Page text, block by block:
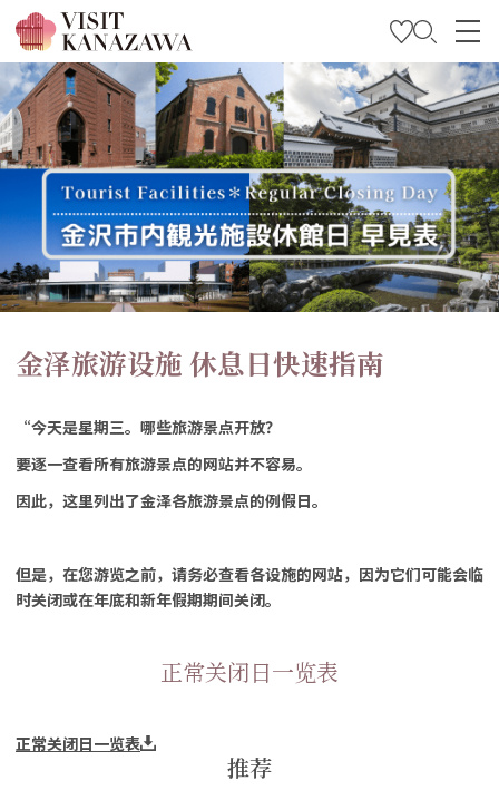
特集
观光信息
旅行方案
Travel Trade and Media
Languages
金泽旅游设施 休息日快速指南
“今天是星期三。哪些旅游景点开放？
要逐一查看所有旅游景点的网站并不容易。
因此，这里列出了金泽各旅游景点的例假日。
但是，在您游览之前，请务必查看各设施的网站，因为它们可能会临
时关闭或在年底和新年假期期间关闭。
正常关闭日一览表
正常关闭日一览表
推荐